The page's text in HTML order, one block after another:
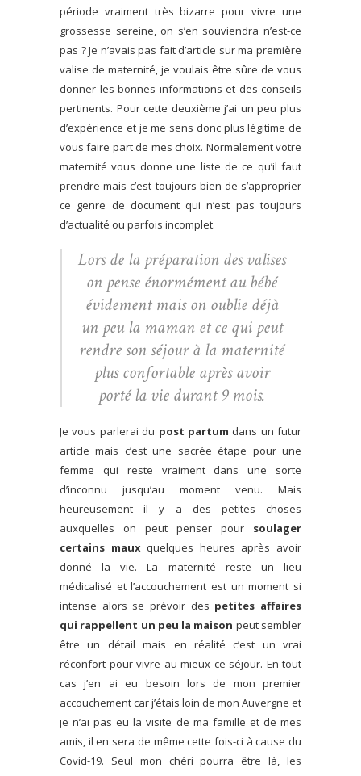
période vraiment très bizarre pour vivre une
grossesse sereine, on s’en souviendra n’est-ce
pas ? Je n’avais pas fait d’article sur ma première
valise de maternité, je voulais être sûre de vous
donner les bonnes informations et des conseils
pertinents. Pour cette deuxième j’ai un peu plus
d’expérience et je me sens donc plus légitime de
vous faire part de mes choix. Normalement votre
maternité vous donne une liste de ce qu’il faut
prendre mais c’est toujours bien de s’approprier
ce genre de document qui n’est pas toujours
d’actualité ou parfois incomplet.
Lors de la préparation des valises
on pense énormément au bébé
évidement mais on oublie déjà
un peu la maman et ce qui peut
rendre son séjour à la maternité
plus confortable après avoir
porté la vie durant 9 mois.
Je vous parlerai du post partum dans un futur
article mais c’est une sacrée étape pour une
femme qui reste vraiment dans une sorte
d’inconnu jusqu’au moment venu. Mais
heureusement il y a des petites choses
auxquelles on peut penser pour soulager
certains mauxquelques heures après avoir
donné la vie. La maternité reste un lieu
médicalisé et l’accouchement est un moment si
intense alors se prévoir des petites affaires
qui rappellent un peu la maison peut sembler
être un détail mais en réalité c’est un vrai
réconfort pour vivre au mieux ce séjour. En tout
cas j’en ai eu besoin lors de mon premier
accouchement car j’étais loin de mon Auvergne et
je n’ai pas eu la visite de ma famille et de mes
amis, il en sera de même cette fois-ci à cause du
Covid-19. Seul mon chéri pourra être là, les